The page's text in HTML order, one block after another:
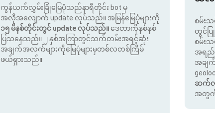
ကွန်ယက်လွှမ်းခြုံမြေပုံသည်နာရီတိုင်း bot မှ
အလိုအလျောက် update လုပ်သည်။ အမြန်မြေပုံများကို
၁၅ မိနစ်တိုင်းတွင် update လုပ်သည်။ဒေတာကိုနှစ်နှစ်
ပြသနေသည်။ ၂ နှစ်အကြာတွင်သက်တမ်းအရင့်ဆုံး
အချက်အလက်များကိုမြေပုံများမှတစ်လတစ်ကြိမ်
ဖယ်ရှားသည်။
စမ်းသ
တွင်ပ
စမ်း
အရည်
အချ
ဆက်
အတွက်